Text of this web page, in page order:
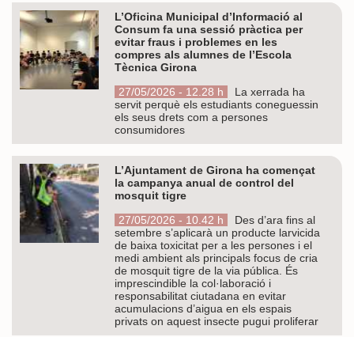
L’Oficina Municipal d’Informació al
Consum fa una sessió pràctica per
evitar fraus i problemes en les
compres als alumnes de l’Escola
Tècnica Girona
27/05/2026 - 12.28 h
La xerrada ha
servit perquè els estudiants coneguessin
els seus drets com a persones
consumidores
L’Ajuntament de Girona ha començat
la campanya anual de control del
mosquit tigre
27/05/2026 - 10.42 h
Des d’ara fins al
setembre s’aplicarà un producte larvicida
de baixa toxicitat per a les persones i el
medi ambient als principals focus de cria
de mosquit tigre de la via pública. És
imprescindible la col·laboració i
responsabilitat ciutadana en evitar
acumulacions d’aigua en els espais
privats on aquest insecte pugui proliferar